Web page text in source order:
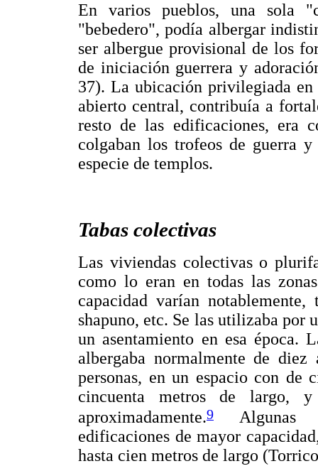
En varios pueblos, una sola
"bebedero", podía albergar
ser albergue provisional de los
de iniciación guerrera y
37). La ubicación privilegiada
abierto central, contribuía a
resto de las edificaciones, era
colgaban los trofeos de guerra
especie de templos.
Tabas colectivas
Las viviendas colectivas o
como lo eran en todas las
capacidad varían
shapuno, etc. Se las utilizaba por
un asentamiento en esa
albergaba normalmente de
personas, en un espacio con de
cincuenta metros de largo,
aproximadamente.9 Algunas
edificaciones de mayor
hasta cien metros de largo